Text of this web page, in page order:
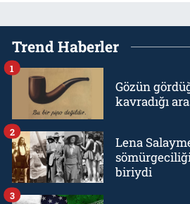
Trend Haberler
Gözün
kavradığı
1
Lena
biriydi
2
3